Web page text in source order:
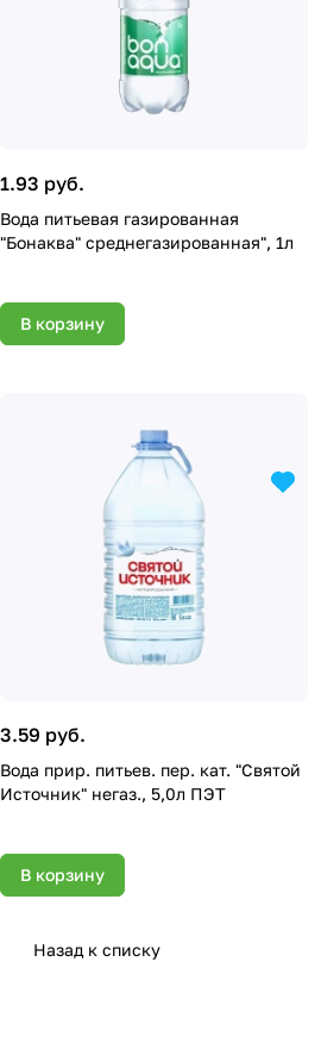
1.93 руб.
Вода питьевая газированная
"Бонаква" среднегазированная", 1л
В корзину
3.59 руб.
Вода прир. питьев. пер. кат. "Святой
Источник" негаз., 5,0л ПЭТ
В корзину
Назад к списку